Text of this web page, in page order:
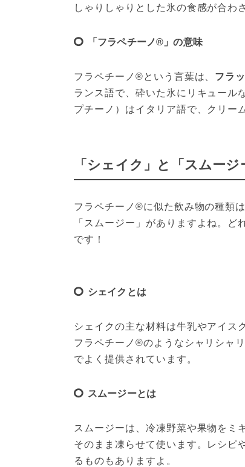
しゃりしゃりとした氷の食感が合わ
「フラペチーノ®」の意味
フラペチーノ®という言葉は、 フラ
ランス語で、砕いた氷にリキュール
プチーノ）はイタリア語で、クリー
「シェイク」と「スムー
フラペチーノ®に似た飲み物の種類
「スムージー」がありますよね。
です！
シェイクとは
シェイクの主な材料は牛乳やアイス
フラペチーノ®のようなシャリシャ
でよく提供されています。
スムージーとは
スムージーは、冷凍野菜や果物をミ
そのまま凍らせて使います。レシピ
るものもありますよ。